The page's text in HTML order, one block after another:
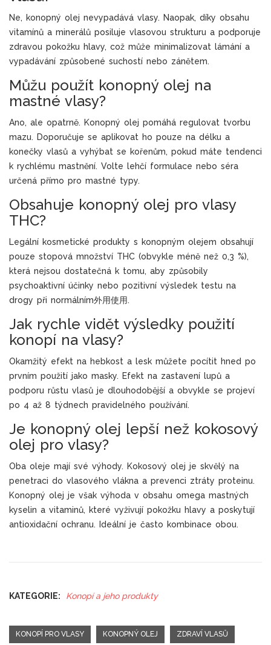
Ne, konopný olej nevypadává vlasy. Naopak, díky obsahu
vitamínů a minerálů posiluje vlasovou strukturu a podporuje
zdravou pokožku hlavy, což může minimalizovat lámání a
vypadávání způsobené suchostí nebo zánětem.
Můžu použít konopný olej na
mastné vlasy?
Ano, ale opatrně. Konopný olej pomáhá regulovat tvorbu
mazu. Doporučuje se aplikovat ho pouze na délku a
konečky vlasů a vyhýbat se kořenům, pokud máte tendenci
k rychlému mastnění. Volte lehčí formulace nebo séra
určená přímo pro mastné typy.
Obsahuje konopný olej pro vlasy
THC?
Legální kosmetické produkty s konopným olejem obsahují
pouze stopová množství THC (obvykle méně než 0,3 %),
která nejsou dostatečná k tomu, aby způsobily
psychoaktivní účinky nebo pozitivní výsledek testu na
drogy při normálním外用使用.
Jak rychle vidět výsledky použití
konopí na vlasy?
Okamžitý efekt na hebkost a lesk můžete pocítit hned po
prvním použití jako masky. Efekt na zastavení lupů a
podporu růstu vlasů je dlouhodobější a obvykle se projeví
po 4 až 8 týdnech pravidelného používání.
Je konopný olej lepší než kokosový
olej pro vlasy?
Oba oleje mají své výhody. Kokosový olej je skvělý na
penetraci do vlasového vlákna a prevenci ztráty proteinu.
Konopný olej je však výhoda v obsahu omega mastných
kyselin a vitaminů, které vyživují pokožku hlavy a poskytují
antioxidační ochranu. Ideální je často kombinace obou.
KATEGORIE: Konopí a jeho produkty
KONOPÍ PRO VLASY KONOPNÝ OLEJ ZDRAVÍ VLASŮ